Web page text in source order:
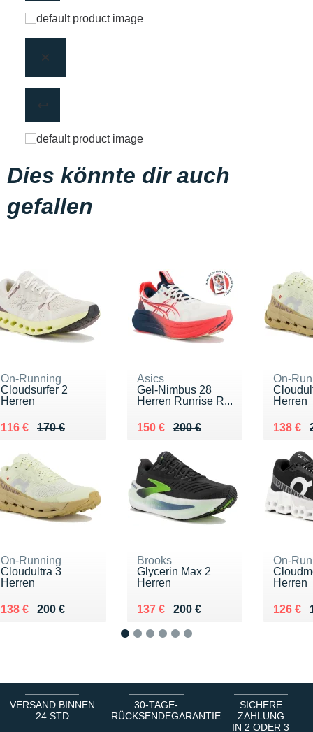
Dies könnte dir auch
gefallen
On-Running
Cloudsurfer 2
Herren
170 €
Au lieu de 170 €
116 €
Vendu 116 €
Asics
Gel-Nimbus 28
Herren Runrise R...
200 €
Au lieu de 200 €
150 €
Vendu 150 €
On-
Herren
Au lieu
138 €
Vendu
On-Running
Cloudultra 3
Herren
200 €
Au lieu de 200 €
138 €
Vendu 138 €
Brooks
Glycerin Max 2
Herren
200 €
Au lieu de 200 €
137 €
Vendu 137 €
On-
Herren
Au lieu
126 €
Vendu
VERSAND BINNEN
24 STD
30-TAGE-
RÜCKSENDEGARANTIE
SICHERE
ZAHLUNG
IN 2 ODER 3